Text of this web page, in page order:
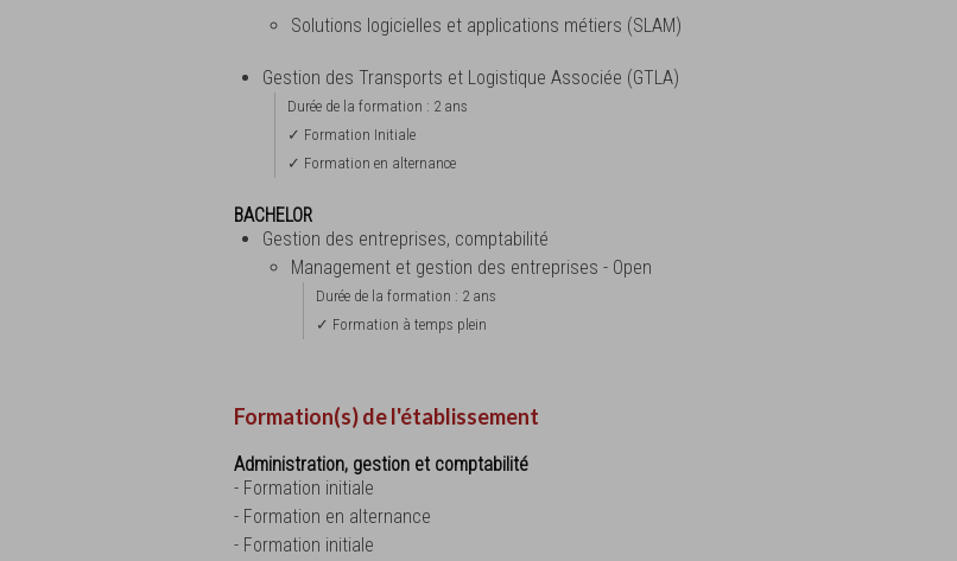
Solutions logicielles et applications métiers (SLAM)
Gestion des Transports et Logistique Associée (GTLA)
Durée de la formation : 2 ans
✓ Formation Initiale
✓ Formation en alternance
BACHELOR
Gestion des entreprises, comptabilité
Management et gestion des entreprises - Open
Durée de la formation : 2 ans
✓ Formation à temps plein
Formation(s) de l'établissement
Administration, gestion et comptabilité
- Formation initiale
- Formation en alternance
- Formation initiale